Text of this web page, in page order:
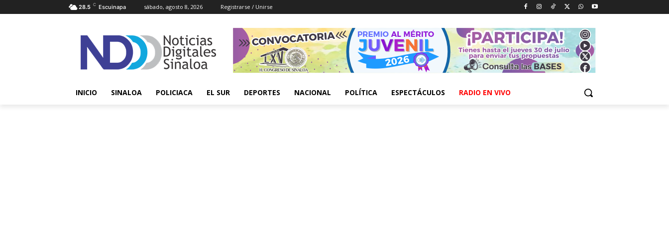
28.5 C Escuinapa sábado, agosto 8, 2026 Registrarse / Unirse
INICIO SINALOA POLICIACA EL SUR DEPORTES NACIONAL POLÍTICA ESPECTÁCULOS RADIO EN VIVO